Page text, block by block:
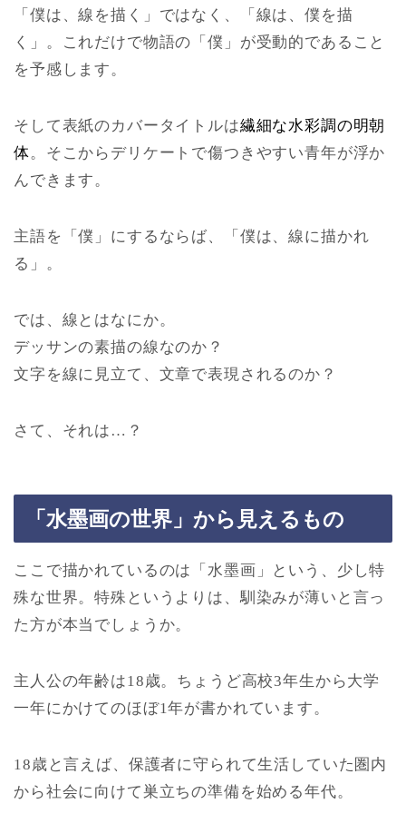
「僕は、線を描く」ではなく、「線は、僕を描
く」。これだけで物語の「僕」が受動的であること
を予感します。
そして表紙のカバータイトルは繊細な水彩調の明朝
体。そこからデリケートで傷つきやすい青年が浮か
んできます。
主語を「僕」にするならば、「僕は、線に描かれ
る」。
では、線とはなにか。
デッサンの素描の線なのか？
文字を線に見立て、文章で表現されるのか？
さて、それは…？
「水墨画の世界」から見えるもの
ここで描かれているのは「水墨画」という、少し特
殊な世界。特殊というよりは、馴染みが薄いと言っ
た方が本当でしょうか。
主人公の年齢は18歳。ちょうど高校3年生から大学
一年にかけてのほぼ1年が書かれています。
18歳と言えば、保護者に守られて生活していた圏内
から社会に向けて巣立ちの準備を始める年代。